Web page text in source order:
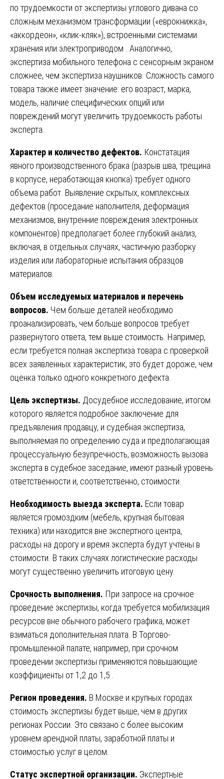
по трудоемкости от экспертизы углового дивана со
сложным механизмом трансформации («еврокнижка»,
«аккордеон», «клик-кляк»), встроенными системами
хранения или электроприводом . Аналогично,
экспертиза мобильного телефона с сенсорным экраном
сложнее, чем экспертиза наушников. Сложность самого
товара также имеет значение: его возраст, марка,
модель, наличие специфических опций или
повреждений могут увеличить трудоемкость работы
эксперта.
Характер и количество дефектов. Констатация
явного производственного брака (разрыв шва, трещина
в корпусе, неработающая кнопка) требует одного
объема работ. Выявление скрытых, комплексных
дефектов (проседание наполнителя, деформация
механизмов, внутренние повреждения электронных
компонентов) предполагает более глубокий анализ,
включая, в отдельных случаях, частичную разборку
изделия или лабораторные испытания образцов
материалов.
Объем исследуемых материалов и перечень
вопросов. Чем больше деталей необходимо
проанализировать, чем больше вопросов требует
развернутого ответа, тем выше стоимость. Например,
если требуется полная экспертиза товара с проверкой
всех заявленных характеристик, это будет дороже, чем
оценка только одного конкретного дефекта.
Цель экспертизы. Досудебное исследование, итогом
которого является подробное заключение для
предъявления продавцу, и судебная экспертиза,
выполняемая по определению суда и предполагающая
процессуальную безупречность, возможность вызова
эксперта в судебное заседание, имеют разный уровень
ответственности и, соответственно, стоимости.
Необходимость выезда эксперта. Если товар
является громоздким (мебель, крупная бытовая
техника) или находится вне экспертного центра,
расходы на дорогу и время эксперта будут учтены в
стоимости. В таких случаях логистические расходы
могут существенно увеличить итоговую цену.
Срочность выполнения. При запросе на срочное
проведение экспертизы, когда требуется мобилизация
ресурсов вне обычного рабочего графика, может
взиматься дополнительная плата. В Торгово-
промышленной палате, например, при срочном
проведении экспертизы применяются повышающие
коэффициенты от 1,2 до 1,5 .
Регион проведения. В Москве и крупных городах
стоимость экспертизы будет выше, чем в других
регионах России. Это связано с более высоким
уровнем арендной платы, заработной платы и
стоимостью услуг в целом.
Статус экспертной организации. Экспертные